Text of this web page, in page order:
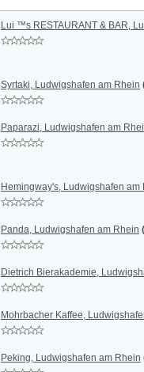
Lui ™s RESTAURANT & BAR,
Syrtaki, Ludwigshafen am Rhein
Paparazi, Ludwigshafen am
Hemingway's, Ludwigshafen am
Panda, Ludwigshafen am Rhein
Dietrich Bierakademie,
Mohrbacher Kaffee,
Peking, Ludwigshafen am Rhein